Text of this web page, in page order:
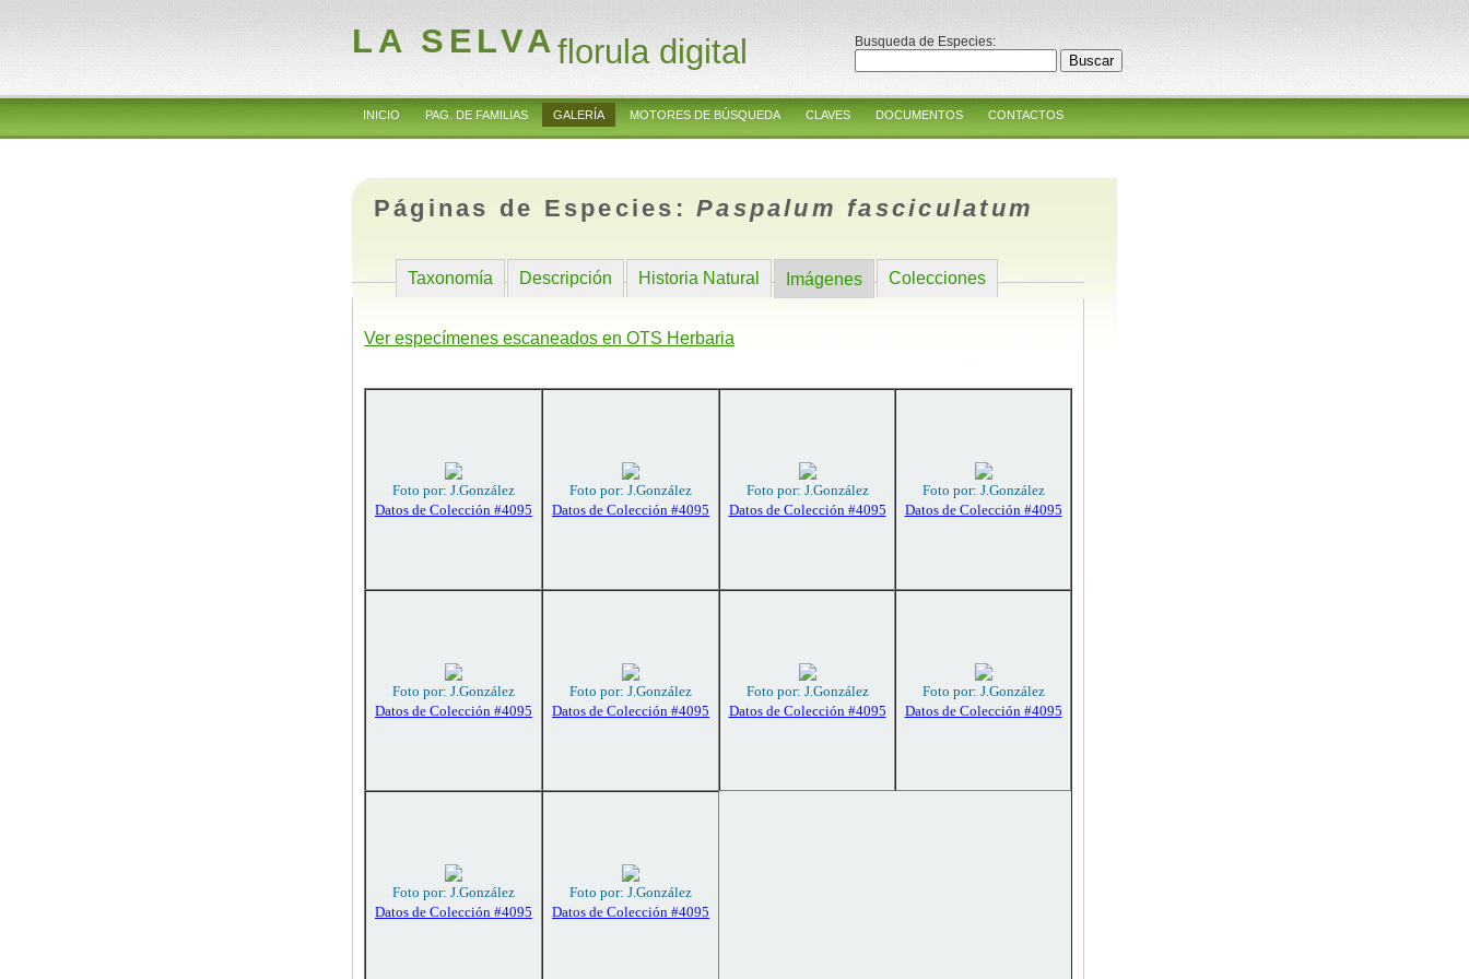
LA SELVAflorula digital Busqueda de Especies:
INICIO PAG. DE FAMILIAS GALERÍA MOTORES DE BÚSQUEDA CLAVES DOCUMENTOS CONTACTOS
Páginas de Especies:Paspalum fasciculatum
Taxonomía Descripción Historia Natural Imágenes Colecciones
Ver especímenes escaneados en OTS Herbaria
Foto por: J.González
Datos de Colección #4095
Foto por: J.González
Datos de Colección #4095
Foto por: J.González
Datos de Colección #4095
Foto por: J.González
Datos de Colección #4095
Foto por: J.González
Datos de Colección #4095
Foto por: J.González
Datos de Colección #4095
Foto por: J.González
Datos de Colección #4095
Foto por: J.González
Datos de Colección #4095
Foto por: J.González
Datos de Colección #4095
Foto por: J.González
Datos de Colección #4095